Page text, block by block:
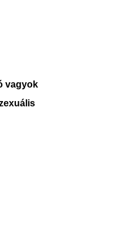
vagyok